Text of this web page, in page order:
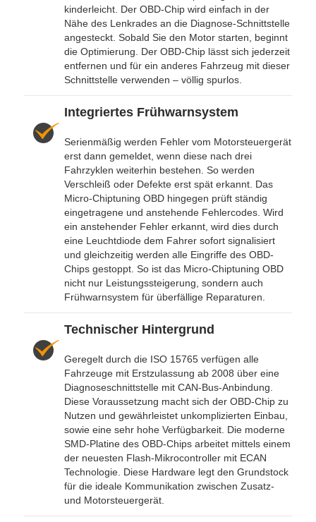
kinderleicht. Der OBD-Chip wird einfach in der
Nähe des Lenkrades an die Diagnose-Schnittstelle
angesteckt. Sobald Sie den Motor starten, beginnt
die Optimierung. Der OBD-Chip lässt sich jederzeit
entfernen und für ein anderes Fahrzeug mit dieser
Schnittstelle verwenden – völlig spurlos.
Integriertes Frühwarnsystem
Serienmäßig werden Fehler vom Motorsteuergerät
erst dann gemeldet, wenn diese nach drei
Fahrzyklen weiterhin bestehen. So werden
Verschleiß oder Defekte erst spät erkannt. Das
Micro-Chiptuning OBD hingegen prüft ständig
eingetragene und anstehende Fehlercodes. Wird
ein anstehender Fehler erkannt, wird dies durch
eine Leuchtdiode dem Fahrer sofort signalisiert
und gleichzeitig werden alle Eingriffe des OBD-
Chips gestoppt. So ist das Micro-Chiptuning OBD
nicht nur Leistungssteigerung, sondern auch
Frühwarnsystem für überfällige Reparaturen.
Technischer Hintergrund
Geregelt durch die ISO 15765 verfügen alle
Fahrzeuge mit Erstzulassung ab 2008 über eine
Diagnoseschnittstelle mit CAN-Bus-Anbindung.
Diese Voraussetzung macht sich der OBD-Chip zu
Nutzen und gewährleistet unkomplizierten Einbau,
sowie eine sehr hohe Verfügbarkeit. Die moderne
SMD-Platine des OBD-Chips arbeitet mittels einem
der neuesten Flash-Mikrocontroller mit ECAN
Technologie. Diese Hardware legt den Grundstock
für die ideale Kommunikation zwischen Zusatz-
und Motorsteuergerät.